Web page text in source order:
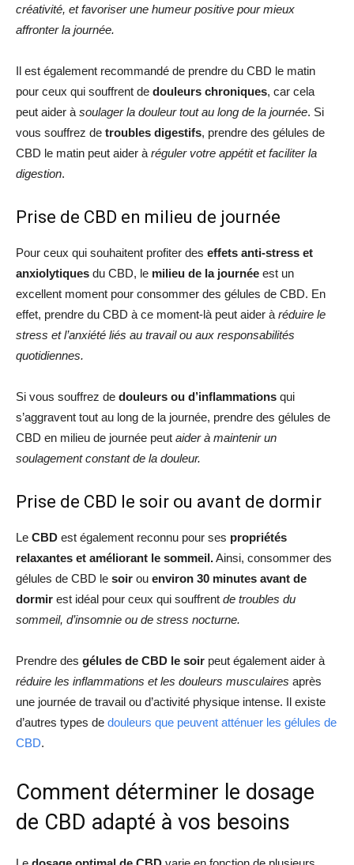
créativité, et favoriser une humeur positive pour mieux
affronter la journée.
Il est également recommandé de prendre du CBD le matin
pour ceux qui souffrent de douleurs chroniques, car cela
peut aider à soulager la douleur tout au long de la journée. Si
vous souffrez de troubles digestifs, prendre des gélules de
CBD le matin peut aider à réguler votre appétit et faciliter la
digestion.
Prise de CBD en milieu de journée
Pour ceux qui souhaitent profiter des effets anti-stress et
anxiolytiques du CBD, le milieu de la journée est un
excellent moment pour consommer des gélules de CBD. En
effet, prendre du CBD à ce moment-là peut aider à réduire le
stress et l’anxiété liés au travail ou aux responsabilités
quotidiennes.
Si vous souffrez de douleurs ou d’inflammations qui
s’aggravent tout au long de la journée, prendre des gélules de
CBD en milieu de journée peut aider à maintenir un
soulagement constant de la douleur.
Prise de CBD le soir ou avant de dormir
Le CBD est également reconnu pour ses propriétés
relaxantes et améliorant le sommeil.Ainsi, consommer des
gélules de CBD le soir ou environ 30 minutes avant de
dormir est idéal pour ceux qui souffrent de troubles du
sommeil, d’insomnie ou de stress nocturne.
Prendre des gélules de CBD le soir peut également aider à
réduire les inflammations et les douleurs musculaires après
une journée de travail ou d’activité physique intense. Il existe
d’autres types de douleurs que peuvent atténuer les gélules de
CBD.
Comment déterminer le dosage
de CBD adapté à vos besoins